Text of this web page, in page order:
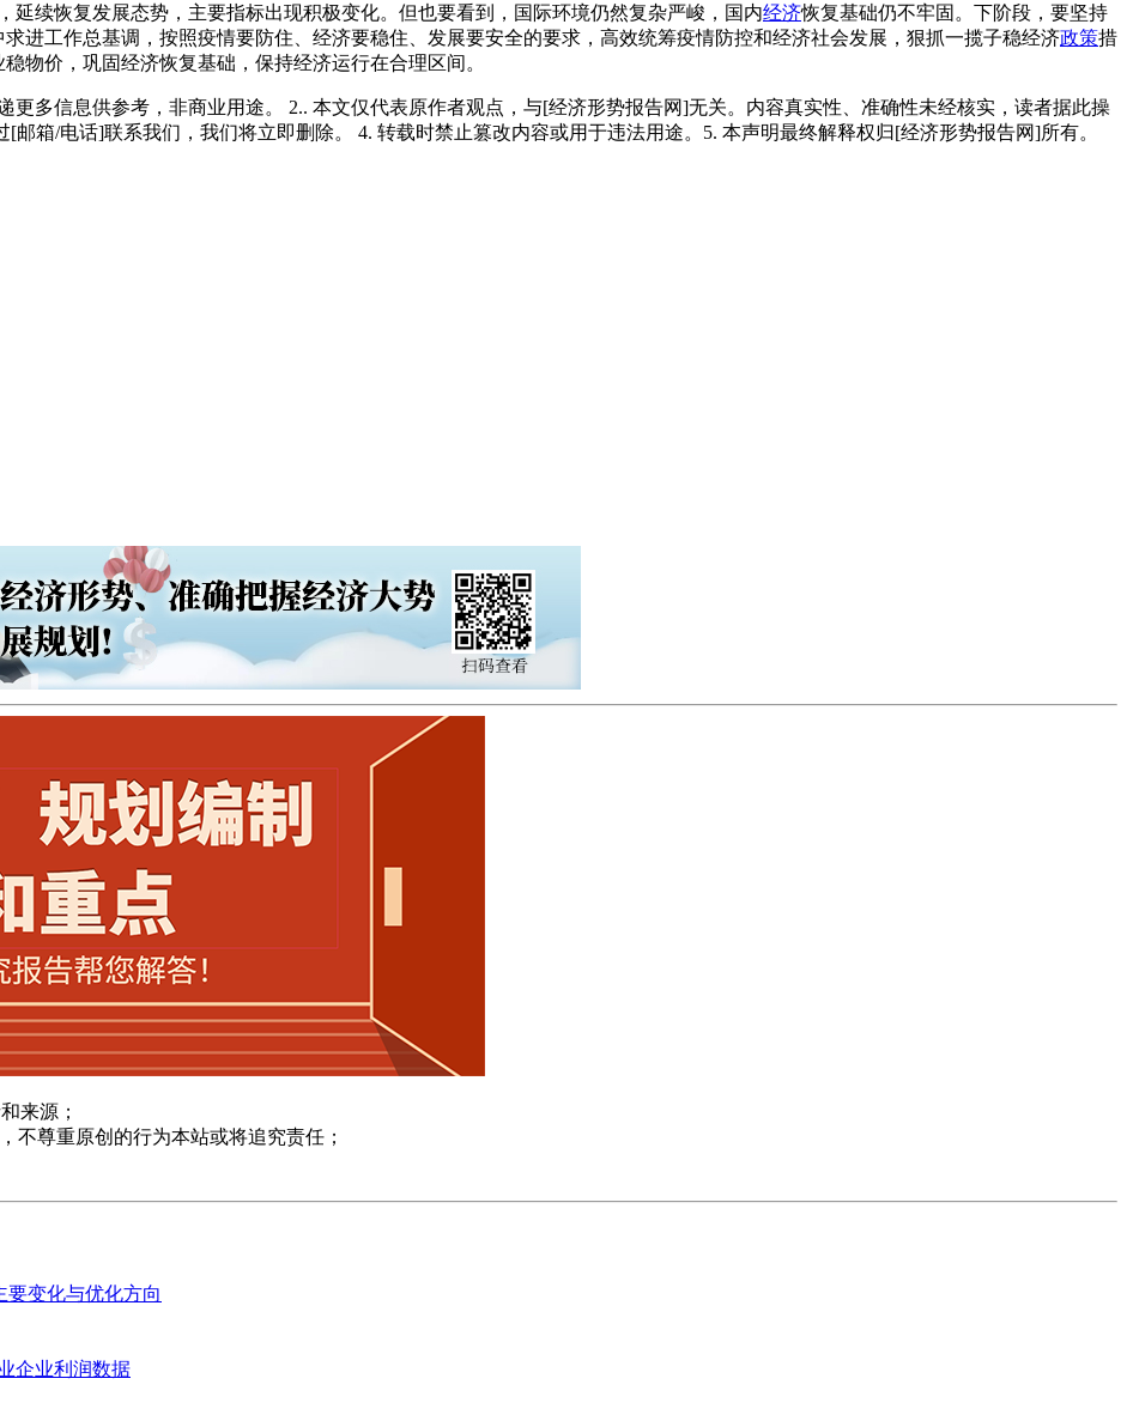
延续恢复发展态势，主要指标出现积极变化。但也要看到，国际环境仍然复杂严峻，国内经济恢复基础仍不牢固。下阶段，要坚持
进工作总基调，按照疫情要防住、经济要稳住、发展要安全的要求，高效统筹疫情防控和经济社会发展，狠抓一揽子稳经济政策措
物价，巩固经济恢复基础，保持经济运行在合理区间。
更多信息供参考，非商业用途。 2.. 本文仅代表原作者观点，与[经济形势报告网]无关。内容真实性、准确性未经核实，读者据此操
箱/电话]联系我们，我们将立即删除。 4. 转载时禁止篡改内容或用于违法用途。5. 本声明最终解释权归[经济形势报告网]所有。
来源；
不尊重原创的行为本站或将追究责任；
要变化与优化方向
企业利润数据